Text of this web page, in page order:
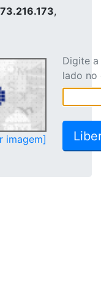
,
imagem]
Digite
lado no